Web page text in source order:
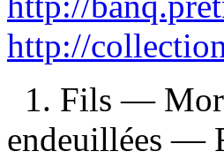
http://
1. Fils —
endeuillées —